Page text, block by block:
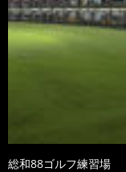
総和88ゴルフ練習場